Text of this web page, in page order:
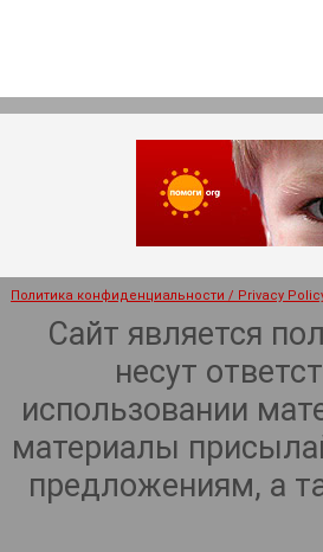
Политика конфиденциальности / Privacy
Сайт является
несут
использовании
материалы
предложениям, а